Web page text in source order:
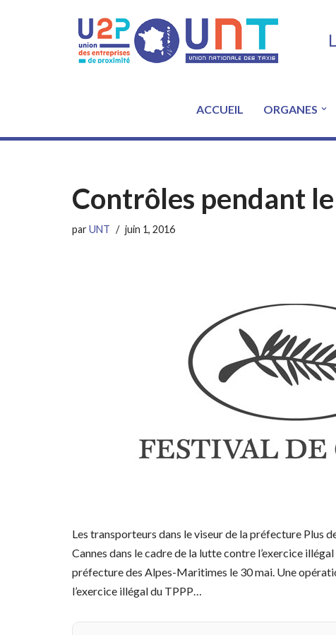
ACCUEIL ORGANES
Contrôles pendant
parUNT juin 1, 2016
Les transporteurs dans le viseur de la préfecture Plus
Cannes dans le cadre de la lutte contre l’exercice
préfecture des Alpes-Maritimes le 30 mai. Une
l’exercice illégal du TPPP…